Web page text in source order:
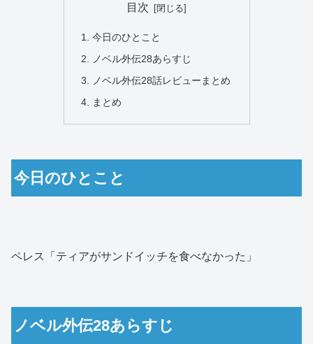
目次
今日のひとこと
ノベル外伝28あらすじ
ノベル外伝28話レビューまとめ
まとめ
今日のひとこと
ペレス「ティアがサンドイッチを食べなかった」
ノベル外伝28あらすじ